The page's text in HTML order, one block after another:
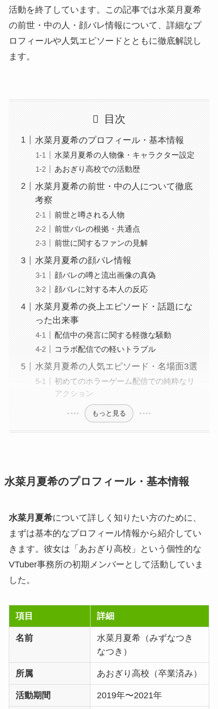
活動を終了しています。この記事では水菜月夏希
の前世・中の人・顔バレ情報について、詳細なプ
ロフィールや人気エピソードとともに徹底解説し
ます。
目次
水菜月夏希のプロフィール・基本情報
水菜月夏希の人物像・キャラクター設定
あおぎり高校での活動歴
水菜月夏希の前世・中の人について徹底
考察
前世と噂される人物
前世バレの根拠・共通点
前世に関するファンの見解
水菜月夏希の顔バレ情報
顔バレの噂と流出画像の真偽
顔バレに対する本人の反応
水菜月夏希の炎上エピソード・話題にな
った出来事
配信中の発言に関する軽微な騒動
コラボ配信での軽いトラブル
水菜月夏希の人気エピソード・名場面3選
初めてのホラーゲーム配信での純粋なリ
アクション
もっと見る
水菜月夏希のプロフィール・基本情報
水菜月夏希について詳しく知りたい方のために、
まずは基本的なプロフィール情報から紹介してい
きます。彼女は「あおぎり高校」という個性的な
VTuber事務所の初期メンバーとして活動していま
した。
項目 詳細
名前
水菜月夏希（みずなつき
なつき）
所属 あおぎり高校（卒業済み）
活動期間 2019年〜2021年